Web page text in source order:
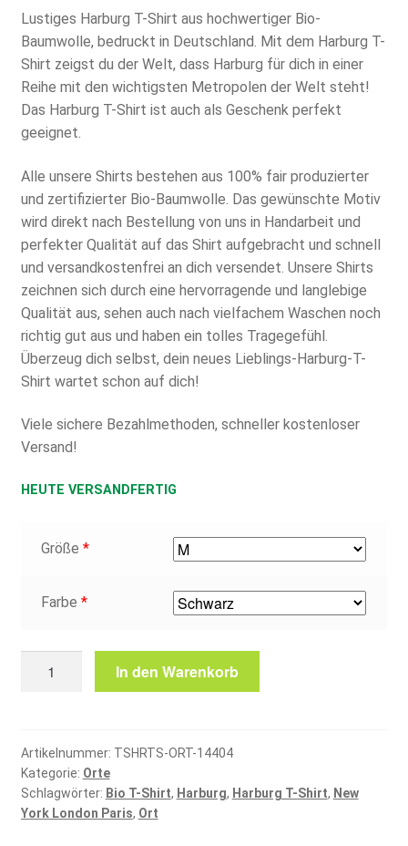
26,90 €
ist:
22,87 €.
Lustiges Harburg T-Shirt aus hochwertiger Bio-
Baumwolle, bedruckt in Deutschland. Mit dem Harburg T-
Shirt zeigst du der Welt, dass Harburg für dich in einer
Reihe mit den wichtigsten Metropolen der Welt steht!
Das Harburg T-Shirt ist auch als Geschenk perfekt
geeignet.
Alle unsere Shirts bestehen aus 100% fair produzierter
und zertifizierter Bio-Baumwolle. Das gewünschte Motiv
wird direkt nach Bestellung von uns in Handarbeit und
perfekter Qualität auf das Shirt aufgebracht und schnell
und versandkostenfrei an dich versendet. Unsere Shirts
zeichnen sich durch eine hervorragende und langlebige
Qualität aus, sehen auch nach vielfachem Waschen noch
richtig gut aus und haben ein tolles Tragegefühl.
Überzeug dich selbst, dein neues Lieblings-Harburg-T-
Shirt wartet schon auf dich!
Viele sichere Bezahlmethoden, schneller kostenloser
Versand!
HEUTE VERSANDFERTIG
Größe *
Farbe *
In den Warenkorb
Artikelnummer: TSHRTS-ORT-14404
Kategorie: Orte
Schlagwörter: Bio T-Shirt, Harburg, Harburg T-Shirt, New
York London Paris, Ort